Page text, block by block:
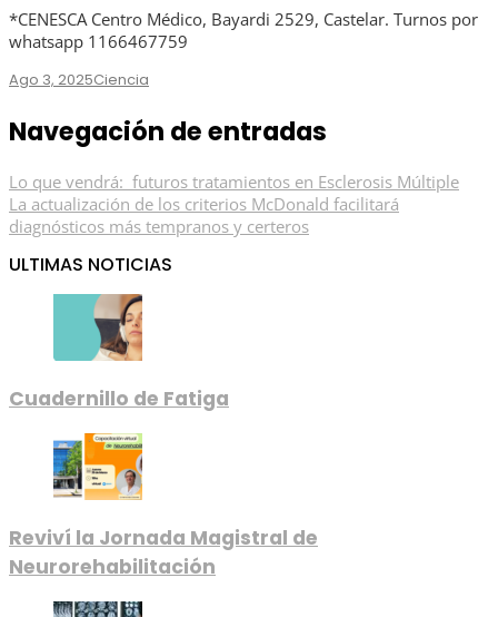
*CENESCA Centro Médico, Bayardi 2529, Castelar. Turnos por
whatsapp 1166467759
Ago 3, 2025Ciencia
Navegación de entradas
Lo que vendrá: futuros tratamientos en Esclerosis Múltiple
La actualización de los criterios McDonald facilitará
diagnósticos más tempranos y certeros
ULTIMAS NOTICIAS
Cuadernillo de Fatiga
Reviví la Jornada Magistral de
Neurorehabilitación